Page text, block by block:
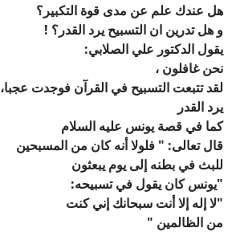
هل عندك علم عن مدى قوة التكبير؟
و هل تدرين ان التسبيح يرد القدر؟ !
يقول الدكتور علي الصلابي:
نحن غافلون ،
لقد تتبعت التسبيح في القرآن فوجدت عجبا،
يرد القدر
كما في قصة يونس عليه السلام
قال تعالى: " فلولا أنه كان من المسبحين
للبث في بطنه إلى يوم يبعثون
"يونس كان يقول في تسبيحه:
"لا إله إلا أنت سبحانك إني كنت
من الظالمين "